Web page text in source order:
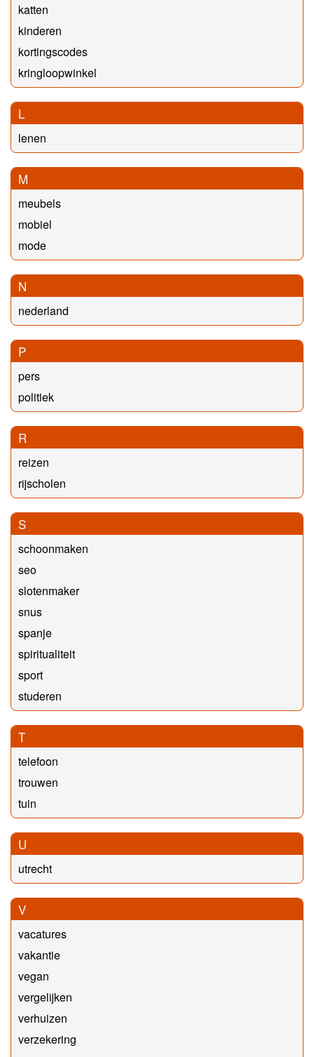
katten
kinderen
kortingscodes
kringloopwinkel
L
lenen
M
meubels
mobiel
mode
N
nederland
P
pers
politiek
R
reizen
rijscholen
S
schoonmaken
seo
slotenmaker
snus
spanje
spiritualiteit
sport
studeren
T
telefoon
trouwen
tuin
U
utrecht
V
vacatures
vakantie
vegan
vergelijken
verhuizen
verzekering